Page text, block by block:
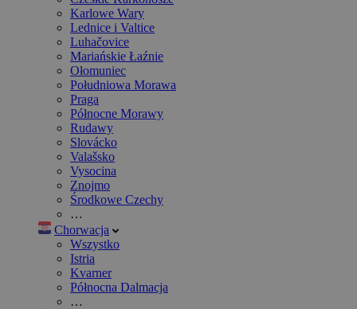
Karlowe Wary
Lednice i Valtice
Luhačovice
Mariańskie Łaźnie
Ołomuniec
Południowa Morawa
Praga
Północne Morawy
Rudawy
Slovácko
Valašsko
Vysocina
Znojmo
Środkowe Czechy
…
Chorwacja
Wszystko
Istria
Kvarner
Północna Dalmacja
…